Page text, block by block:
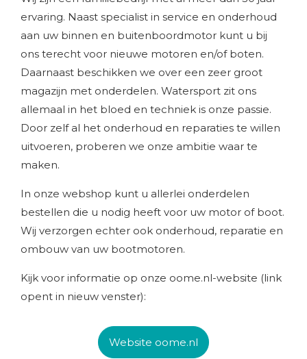
ervaring. Naast specialist in service en onderhoud
aan uw binnen en buitenboordmotor kunt u bij
ons terecht voor nieuwe motoren en/of boten.
Daarnaast beschikken we over een zeer groot
magazijn met onderdelen. Watersport zit ons
allemaal in het bloed en techniek is onze passie.
Door zelf al het onderhoud en reparaties te willen
uitvoeren, proberen we onze ambitie waar te
maken.
In onze webshop kunt u allerlei onderdelen
bestellen die u nodig heeft voor uw motor of boot.
Wij verzorgen echter ook onderhoud, reparatie en
ombouw van uw bootmotoren.
Kijk voor informatie op onze oome.nl-website (link
opent in nieuw venster):
Website oome.nl